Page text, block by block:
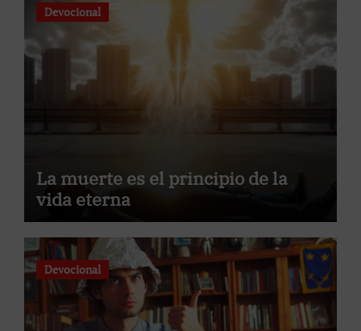
Devocional
La muerte es el principio de la
vida eterna
Devocional